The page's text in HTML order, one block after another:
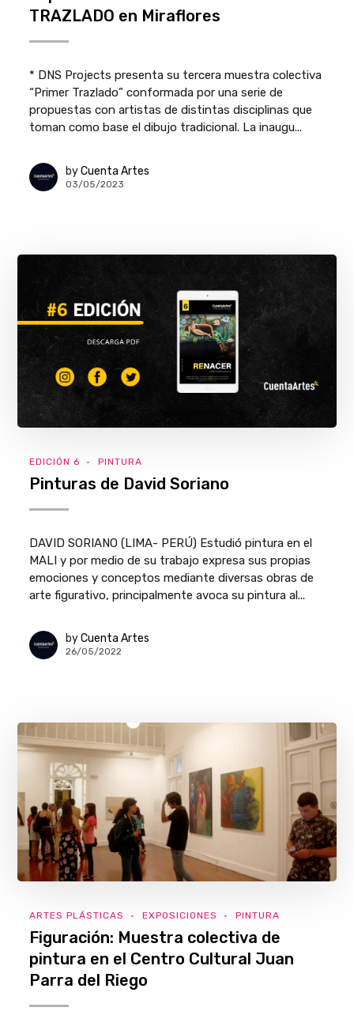
TRAZLADO en Miraflores
* DNS Projects presenta su tercera muestra colectiva
“Primer Trazlado” conformada por una serie de
propuestas con artistas de distintas disciplinas que
toman como base el dibujo tradicional. La inaugu...
by Cuenta Artes
03/05/2023
EDICIÓN 6 PINTURA
Pinturas de David Soriano
DAVID SORIANO (LIMA- PERÚ) Estudió pintura en el
MALI y por medio de su trabajo expresa sus propias
emociones y conceptos mediante diversas obras de
arte figurativo, principalmente avoca su pintura al...
by Cuenta Artes
26/05/2022
ARTES PLÁSTICAS EXPOSICIONES PINTURA
Figuración: Muestra colectiva de
pintura en el Centro Cultural Juan
Parra del Riego